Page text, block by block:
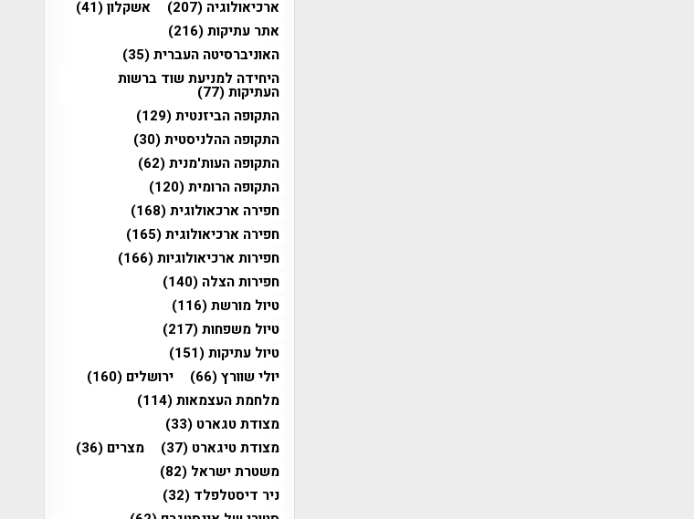
ארכיאולוגיה (207) אשקלון(41)
אתר עתיקות(216)
האוניברסיטה העברית(35)
היחידה למניעת שוד ברשות
העתיקות(77)
התקופה הביזנטית(129)
התקופה ההלניסטית(30)
התקופה העות'מנית(62)
התקופה הרומית(120)
חפירה ארכאולוגית(168)
חפירה ארכיאולוגית(165)
חפירות ארכיאולוגיות(166)
חפירות הצלה (140)
טיול מורשת(116)
טיול משפחות(217)
טיול עתיקות(151)
יולי שוורץ(66) ירושלים (160)
מלחמת העצמאות(114)
מצודת טגארט (33)
מצודת טיגארט (37) מצרים (36)
משטרת ישראל (82)
ניר דיסטלפלד (32)